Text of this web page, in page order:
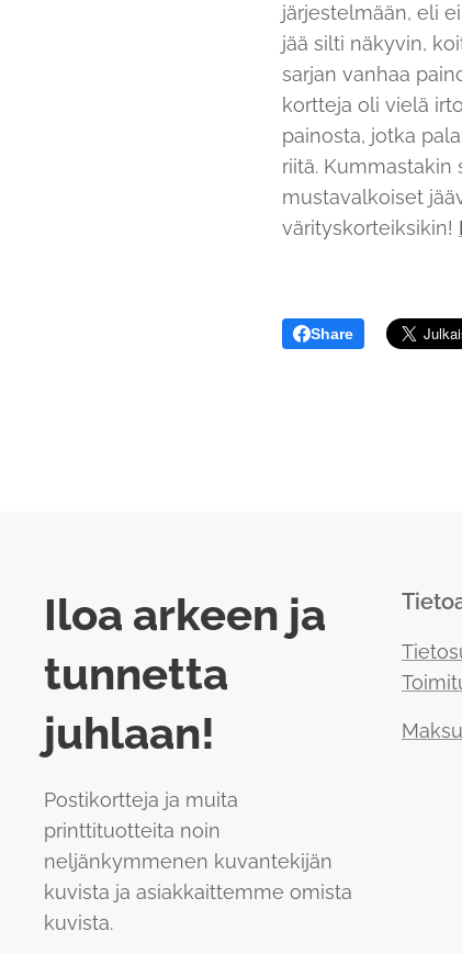
järjestelmään, eli
jää silti näkyvin,
sarjan vanhaa
kortteja oli vielä
painosta, jotka
riitä. Kummastakin
mustavalkoiset
värityskorteiksikin!
Share
Iloa arkeen ja
tunnetta
juhlaan!
Postikortteja ja muita
printtituotteita noin
neljänkymmenen kuvantekijän
kuvista ja asiakkaittemme omista
kuvista.